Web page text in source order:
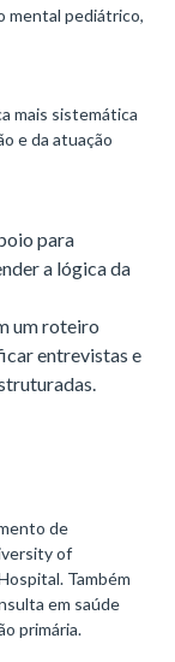
mental pediátrico,
mais sistemática
e da atuação
para
a lógica da
um roteiro
entrevistas e
de
of
Também
em saúde
primária.